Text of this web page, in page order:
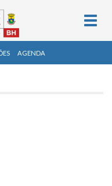
AGENDA